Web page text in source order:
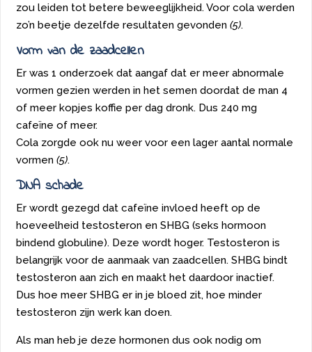
zou leiden tot betere beweeglijkheid. Voor cola werden
zo’n beetje dezelfde resultaten gevonden(5).
Vorm van de zaadcellen
Er was 1 onderzoek dat aangaf dat er meer abnormale
vormen gezien werden in het semen doordat de man 4
of meer kopjes koffie per dag dronk. Dus 240 mg
cafeïne of meer.
Cola zorgde ook nu weer voor een lager aantal normale
vormen(5).
DNA schade
Er wordt gezegd dat cafeïne invloed heeft op de
hoeveelheid testosteron en SHBG (seks hormoon
bindend globuline). Deze wordt hoger. Testosteron is
belangrijk voor de aanmaak van zaadcellen. SHBG bindt
testosteron aan zich en maakt het daardoor inactief.
Dus hoe meer SHBG er in je bloed zit, hoe minder
testosteron zijn werk kan doen.
Als man heb je deze hormonen dus ook nodig om